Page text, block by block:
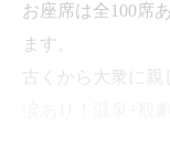
お座席は全100席
ます。
古くから大衆に